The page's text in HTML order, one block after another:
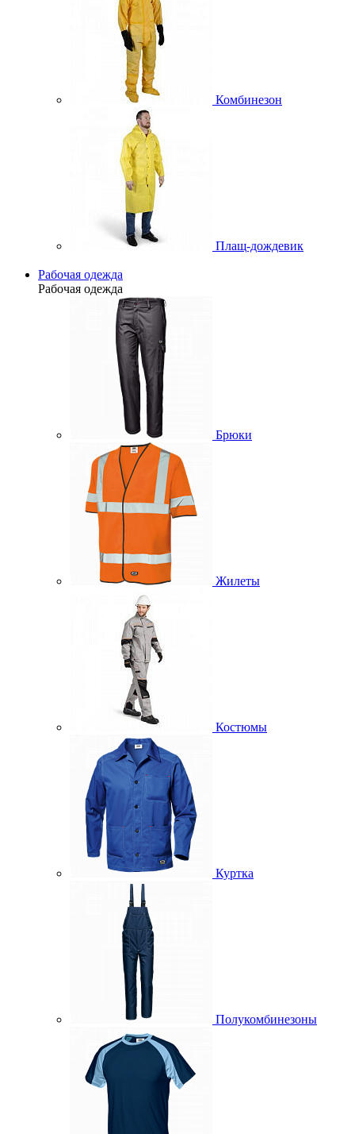
Комбинезон
Плащ-дождевик
Рабочая одежда
Рабочая одежда
Брюки
Жилеты
Костюмы
Куртка
Полукомбинезоны